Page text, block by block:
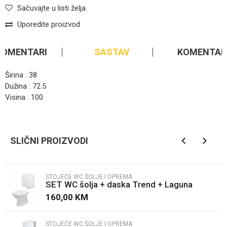
Sačuvajte u listi želja
Uporedite proizvod
SASTAV
Širina : 38
Dužina : 72.5
Visina : 100
Poruka
SLIČNI PROIZVODI
STOJEĆE WC ŠOLJE I OPREMA
SET WC šolja + daska Trend + Laguna
vodokotlić
160,00 KM
STOJEĆE WC ŠOLJE I OPREMA